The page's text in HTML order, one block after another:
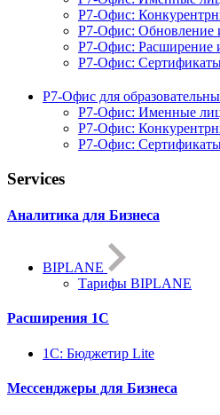
Р7-Офис:
Р7-Офис: Обновление
Р7-Офис: Расширение
Р7-Офис:
Р7-Офис для
Р7-Офис: Именные
Р7-Офис:
Р7-Офис:
Services
Аналитика для Бизнеса
BIPLANE
Тарифы BIPLANE
Расширения 1С
1C: Бюджетир Lite
Мессенджеры для Бизнеса